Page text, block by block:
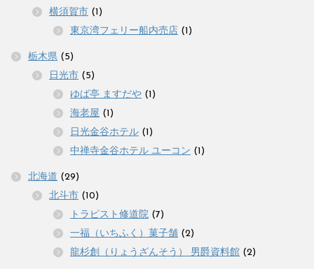
横須賀市 (1)
東京湾フェリー船内売店 (1)
栃木県 (5)
日光市 (5)
ゆば亭 ますだや (1)
海老屋 (1)
日光金谷ホテル (1)
中禅寺金谷ホテル ユーコン (1)
北海道 (29)
北斗市 (10)
トラピスト修道院 (7)
一福（いちふく）菓子舗 (2)
龍杉創（りょうざんそう） 男爵資料館 (2)